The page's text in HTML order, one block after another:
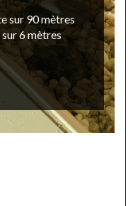
sur 90 mètres
sur 6 mètres